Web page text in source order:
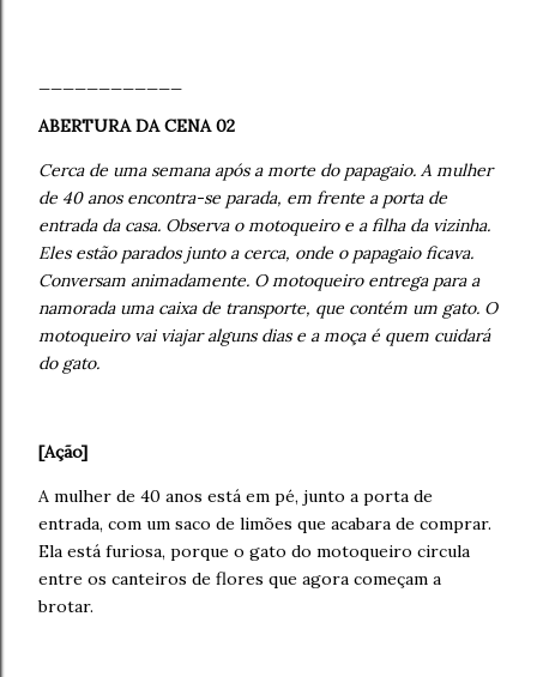
ABERTURA DA CENA 02
Cerca de uma semana após a morte do papagaio. A mulher
de 40 anos encontra-se parada, em frente a porta de
entrada da casa. Observa o motoqueiro e a filha da vizinha.
Eles estão parados junto a cerca, onde o papagaio ficava.
Conversam animadamente. O motoqueiro entrega para a
namorada uma caixa de transporte, que contém um gato. O
motoqueiro vai viajar alguns dias e a moça é quem cuidará
do gato.
[Ação]
A mulher de 40 anos está em pé, junto a porta de
entrada, com um saco de limões que acabara de comprar.
Ela está furiosa, porque o gato do motoqueiro circula
entre os canteiros de flores que agora começam a
brotar.